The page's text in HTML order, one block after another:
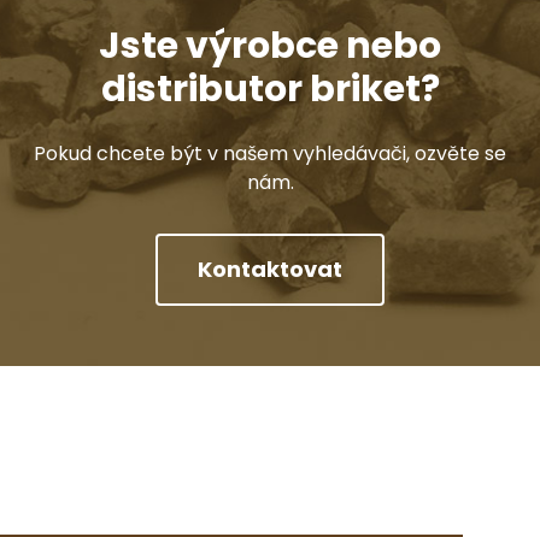
Jste výrobce nebo
distributor briket?
Pokud chcete být v našem vyhledávači, ozvěte se
nám.
Kontaktovat